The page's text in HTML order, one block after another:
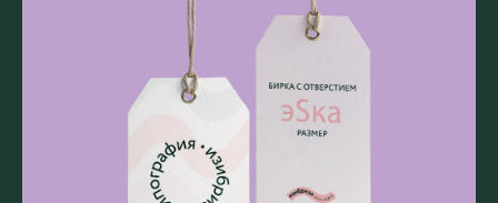
СДЕЛАТЬ РАСЧЕТ
+7 (986) 768-18-26
ask@easybreezyprint.ru
СДЕЛАТЬ РАСЧЕТ